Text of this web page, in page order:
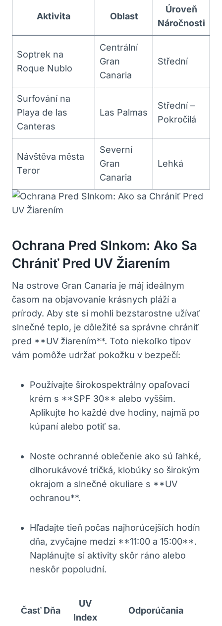
Aktivita Oblast
Úroveň
Náročnosti
Soptrek na
Roque Nublo
Centrální
Gran
Canaria
Střední
Surfování na
Playa de las
Canteras
Las Palmas
Střední –
Pokročilá
Návštěva města
Teror
Severní
Gran
Canaria
Lehká
Ochrana Pred Slnkom: Ako Sa
Chrániť Pred UV Žiarením
Na ostrove Gran Canaria je máj ideálnym
časom na objavovanie krásnych pláží a
prírody. Aby ste si mohli bezstarostne užívať
slnečné teplo, je dôležité sa správne chrániť
pred **UV žiarením**. Toto niekoľko tipov
vám pomôže udržať pokožku v bezpečí:
Používajte širokospektrálny opaľovací
krém s **SPF 30** alebo vyšším.
Aplikujte ho každé dve hodiny, najmä po
kúpaní alebo potiť sa.
Noste ochranné oblečenie ako sú ľahké,
dlhorukávové tričká, klobúky so širokým
okrajom a slnečné okuliare s **UV
ochranou**.
Hľadajte tieň počas najhorúcejších hodín
dňa, zvyčajne medzi **11:00 a 15:00**.
Naplánujte si aktivity skôr ráno alebo
neskôr popoludní.
Časť Dňa
UV
Index
Odporúčania